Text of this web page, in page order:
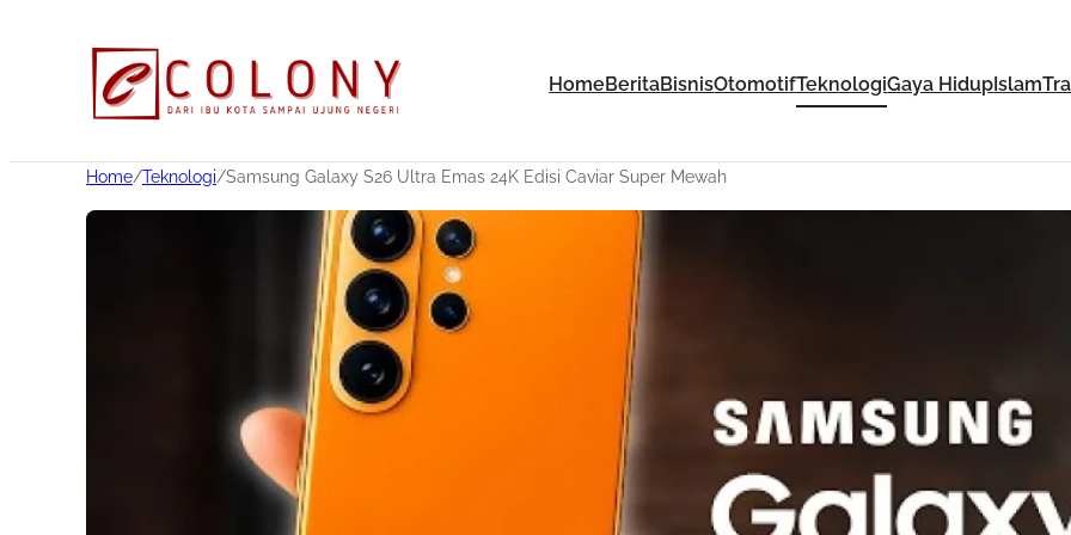
HomeBeritaBisnisOtomotifTeknologiGaya Hidup Islam
Home/Teknologi/Samsung Galaxy S26 Ultra Emas 24K Edisi Caviar Super Mewah